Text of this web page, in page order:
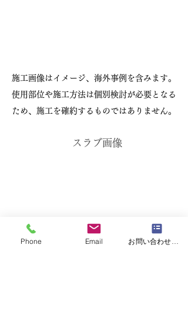
施工画像はイメージ、海外事例を含みます。
使用部位や施工方法は個別検討が必要となる
ため、施工を確約するものではありません。
スラブ画像
Phone Email